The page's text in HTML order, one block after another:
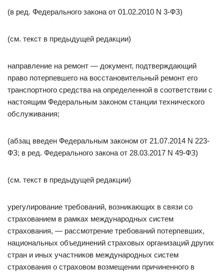
(в ред. Федерального закона от 01.02.2010 N 3-ФЗ)
(см. текст в предыдущей редакции)
направление на ремонт — документ, подтверждающий
право потерпевшего на восстановительный ремонт его
транспортного средства на определенной в соответствии с
настоящим Федеральным законом станции технического
обслуживания;
(абзац введен Федеральным законом от 21.07.2014 N 223-
ФЗ; в ред. Федерального закона от 28.03.2017 N 49-ФЗ)
(см. текст в предыдущей редакции)
урегулирование требований, возникающих в связи со
страхованием в рамках международных систем
страхования, — рассмотрение требований потерпевших,
национальных объединений страховых организаций других
стран и иных участников международных систем
страхования о страховом возмещении причиненного в